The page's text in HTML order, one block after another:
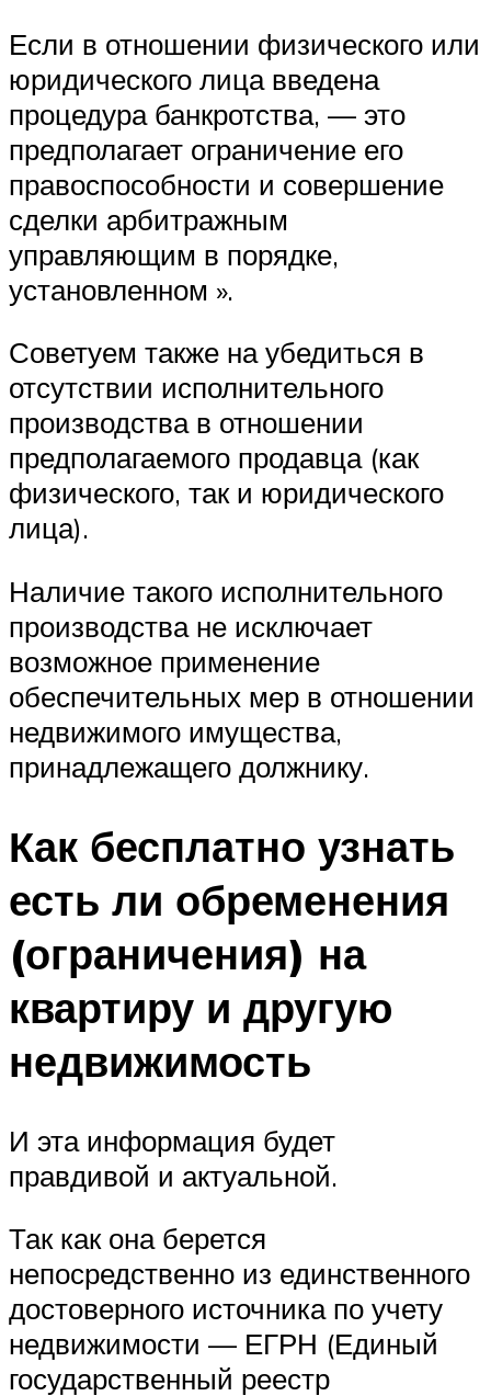
Если в отношении физического или
юридического лица введена
процедура банкротства, — это
предполагает ограничение его
правоспособности и совершение
сделки арбитражным
управляющим в порядке,
установленном ».
Советуем также на убедиться в
отсутствии исполнительного
производства в отношении
предполагаемого продавца (как
физического, так и юридического
лица).
Наличие такого исполнительного
производства не исключает
возможное применение
обеспечительных мер в отношении
недвижимого имущества,
принадлежащего должнику.
Как бесплатно узнать
есть ли обременения
(ограничения) на
квартиру и другую
недвижимость
И эта информация будет
правдивой и актуальной.
Так как она берется
непосредственно из единственного
достоверного источника по учету
недвижимости — ЕГРН (Единый
государственный реестр